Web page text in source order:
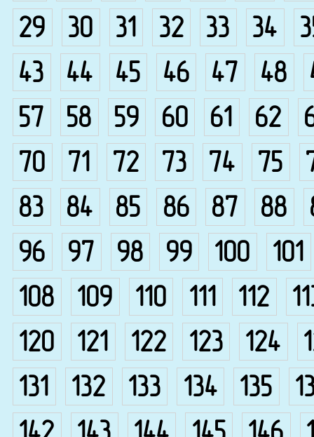
29
30 31 32 33 34
43
44 45 46 47 48
57
58 59 60 61 62
70
71 72 73 74 75
83
84 85 86 87 88
96
97 98 99 100
101
108
109 110 111 112
120
121 122 123 124
131
132 133 134 135